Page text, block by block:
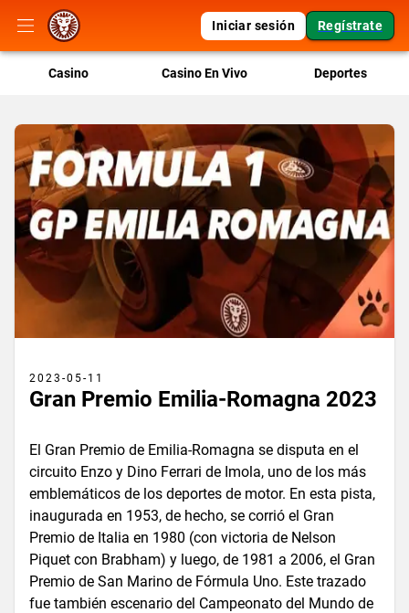
Iniciar sesión Regístrate
Casino Casino En Vivo Deportes
2023-05-11
Gran Premio Emilia-Romagna 2023
El Gran Premio de Emilia-Romagna se disputa en el
circuito Enzo y Dino Ferrari de Imola, uno de los más
emblemáticos de los deportes de motor. En esta pista,
inaugurada en 1953, de hecho, se corrió el Gran
Premio de Italia en 1980 (con victoria de Nelson
Piquet con Brabham) y luego, de 1981 a 2006, el Gran
Premio de San Marino de Fórmula Uno. Este trazado
fue también escenario del Campeonato del Mundo de